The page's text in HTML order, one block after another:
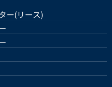
ー(リース)